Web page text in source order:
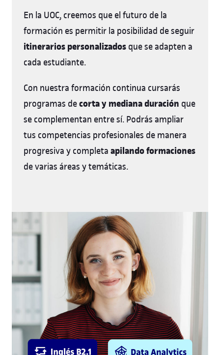
En la UOC, creemos que el futuro de la
formación es permitir la posibilidad de seguir
itinerarios personalizados que se adapten a
cada estudiante.
Con nuestra formación continua cursarás
programas decorta y mediana duración que
se complementan entre sí. Podrás ampliar
tus competencias profesionales de manera
progresiva y completa apilando formaciones
de varias áreas y temáticas.